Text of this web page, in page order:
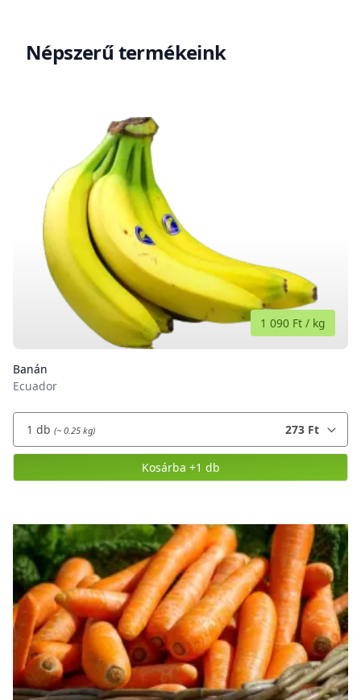
Népszerű termékeink
Banán
Ecuador
1 090 Ft / kg
1 db (~ 0.25 kg) 273 Ft
Kosárba +1 db
, Banán